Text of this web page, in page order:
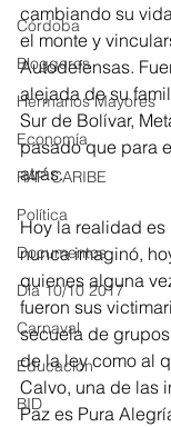
Córdoba
Bloggeros
Hermanos Mayores
Economía
RAP CARIBE
Política
Documentos
Día 10/10 2017
Carnaval
Educación
BID
cambiando su
el monte y
Autodefensas.
alejada de su
Sur de Bolívar,
pasado que para
atrás.
Hoy la realidad es
nunca imaginó,
quienes alguna
fueron sus
secuela de
de la ley como al
Calvo, una de las
Paz es Pura